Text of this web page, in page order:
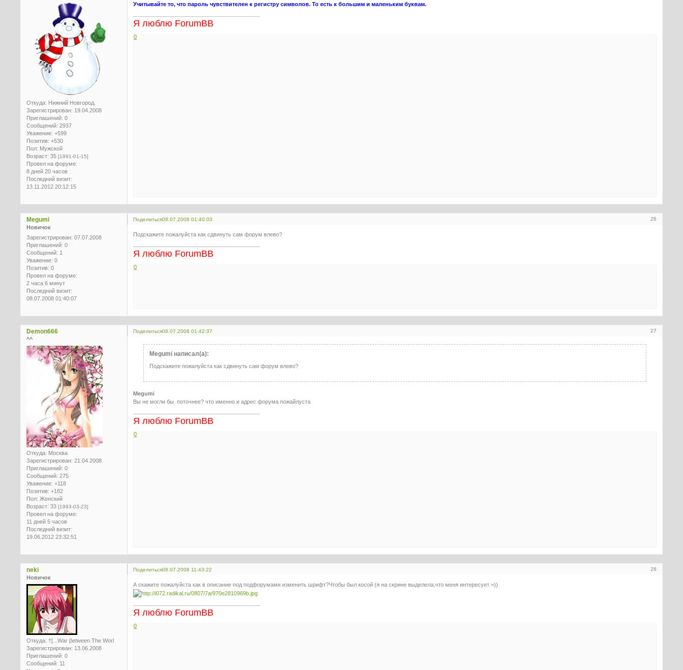
Откуда: Нижний Новгород.
Зарегистрирован: 19.04.2008
Приглашений: 0
Сообщений: 2937
Уважение: +599
Позитив: +530
Пол: Мужской
Возраст: 35[1991-01-15]
Провел на форуме:
8 дней 20 часов
Последний визит:
13.11.2012 20:12:15
Учитывайте то, что пароль чувствителен к регистру символов. То есть к большим и маленьким буквам.
Я люблю ForumBB
0
Поделиться 26
08.07.2008 01:40:03
Megumi
Новичок
Зарегистрирован: 07.07.2008
Приглашений: 0
Сообщений: 1
Уважение: 0
Позитив: 0
Провел на форуме:
2 часа 6 минут
Последний визит:
08.07.2008 01:40:07
Подскажите пожалуйста как сдвинуть сам форум влево?
Я люблю ForumBB
0
Поделиться 27
08.07.2008 01:42:37
Demon666
^^
Откуда: Москва
Зарегистрирован: 21.04.2008
Приглашений: 0
Сообщений: 275
Уважение: +118
Позитив: +182
Пол: Женский
Возраст: 33[1993-03-23]
Провел на форуме:
11 дней 5 часов
Последний визит:
19.06.2012 23:32:51
Megumi написал(а):
Подскажите пожалуйста как сдвинуть сам форум влево?
Megumi
Вы не могли бы поточнее? что именно и адрес форума пожайлуста
Я люблю ForumBB
0
Поделиться 28
08.07.2008 11:43:22
neki
Новичок
Откуда: †[...War βetween The Worl
Зарегистрирован: 13.06.2008
Приглашений: 0
Сообщений: 11
А скажите пожалуйста как в описание под подфорумами изменить шрифт?Чтобы был косой (я на скрине выделела,что меня интересует =))
Я люблю ForumBB
0